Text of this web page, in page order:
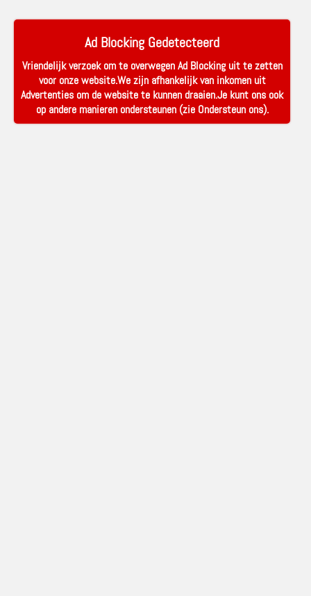
Ad Blocking Gedetecteerd
Vriendelijk verzoek om te overwegen Ad Blocking uit te zetten
voor onze website.We zijn afhankelijk van inkomen uit
Advertenties om de website te kunnen draaien.Je kunt ons ook
op andere manieren ondersteunen (zie Ondersteun ons).